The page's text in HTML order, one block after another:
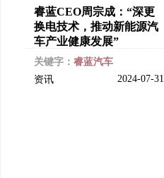
睿蓝CEO周宗成：“深更
换电技术，推动新能源汽
车产业健康发展”
关键字： 睿蓝汽车
资讯
2024-07-31